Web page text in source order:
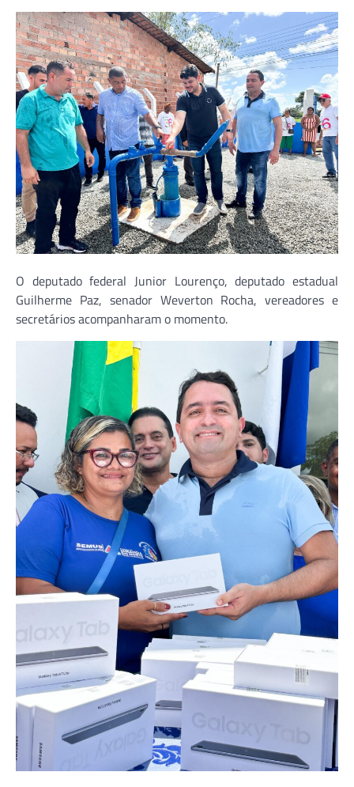
O deputado federal Junior Lourenço, deputado estadual
Guilherme Paz, senador Weverton Rocha, vereadores e
secretários acompanharam o momento.